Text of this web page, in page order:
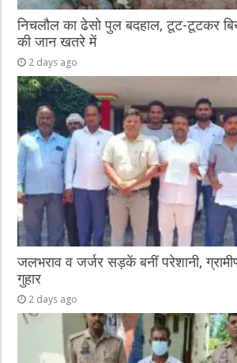
निचलौल का ढेसो पुल बदहाल, टूट-टूटकर
की जान खतरे में
2 days ago
जलभराव व जर्जर सड़कें बनीं परेशानी,
गुहार
2 days ago